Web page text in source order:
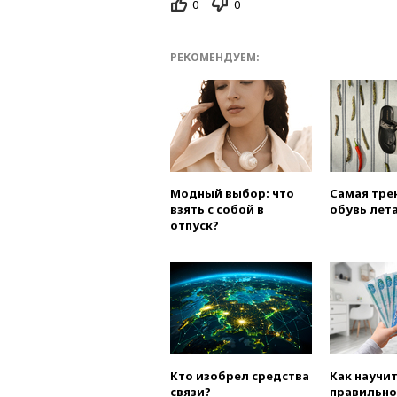
0 0
РЕКОМЕНДУЕМ:
Модный выбор: что
взять с собой в
отпуск?
Самая
обувь
Кто изобрел средства
связи?
Как
правильно